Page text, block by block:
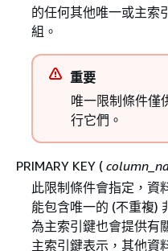
的任何其他唯一或主索
組。
重要
唯一限制條件僅
行它們。
PRIMARY KEY (
此限制條件會指定，資
能包含唯一的 (不重複)
為主索引鍵也會提供有
主索引鍵表示，其他資